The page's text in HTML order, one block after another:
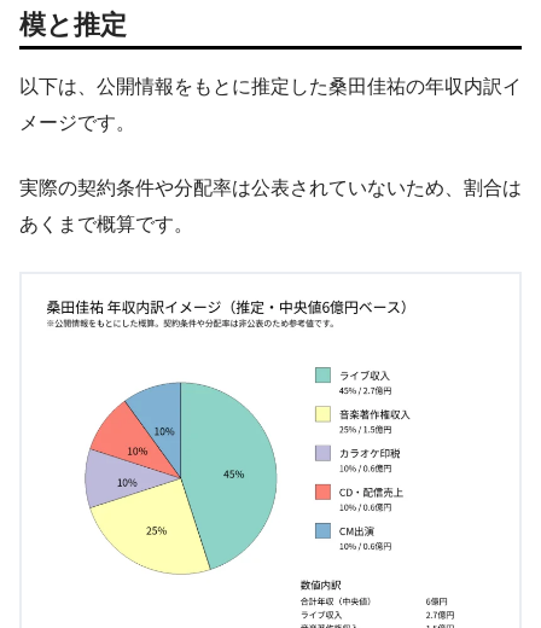
模と推定
以下は、公開情報をもとに推定した桑田佳祐の年収内訳イ
メージです。
実際の契約条件や分配率は公表されていないため、割合は
あくまで概算です。